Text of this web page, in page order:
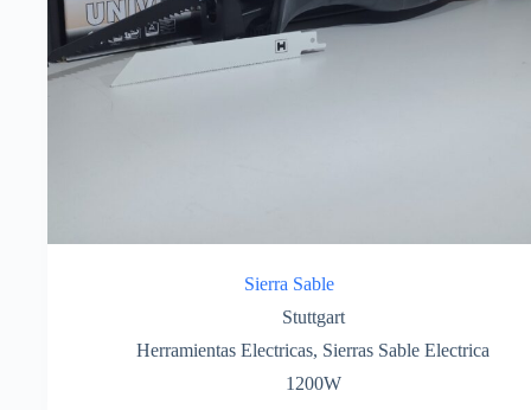
Sierra Sable
Stuttgart
Herramientas Electricas, Sierras Sable Electrica
1200W